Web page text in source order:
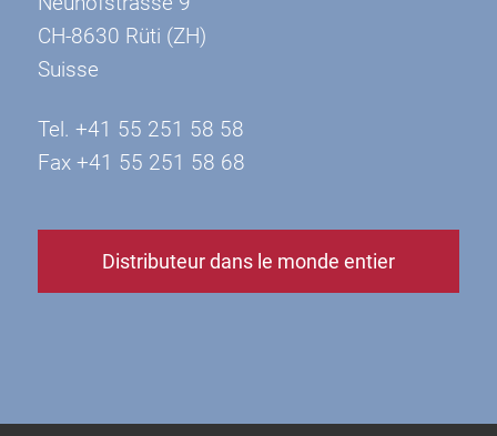
CH-8630 Rüti (ZH)
Suisse
Tel. +41 55 251 58 58
Fax +41 55 251 58 68
Distributeur dans le monde entier